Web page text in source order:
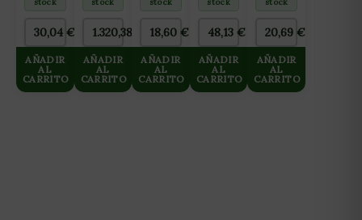
stock
30,04 €
AÑADIR
AL
CARRITO
L/DIA
HASTA
125 L/H
stock
1.320,38
AÑADIR
AL
CARRITO
FINALIZACIÓN)
2L
stock
18,60€
AÑADIR
AL
CARRITO
BLANDAS
10L
stock
48,13 €
AÑADIR
AL
CARRITO
60W
stock
20,69€
AÑADIR
AL
CARRITO